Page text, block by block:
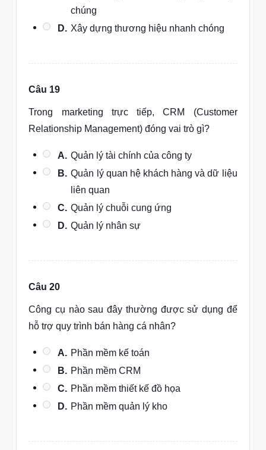
chúng
D. Xây dựng thương hiệu nhanh chóng
Câu 19
Trong marketing trực tiếp, CRM (Customer
Relationship Management) đóng vai trò gì?
A. Quản lý tài chính của công ty
B. Quản lý quan hệ khách hàng và dữ liệu
liên quan
C. Quản lý chuỗi cung ứng
D. Quản lý nhân sự
Câu 20
Công cụ nào sau đây thường được sử dụng để
hỗ trợ quy trình bán hàng cá nhân?
A. Phần mềm kế toán
B. Phần mềm CRM
C. Phần mềm thiết kế đồ họa
D. Phần mềm quản lý kho